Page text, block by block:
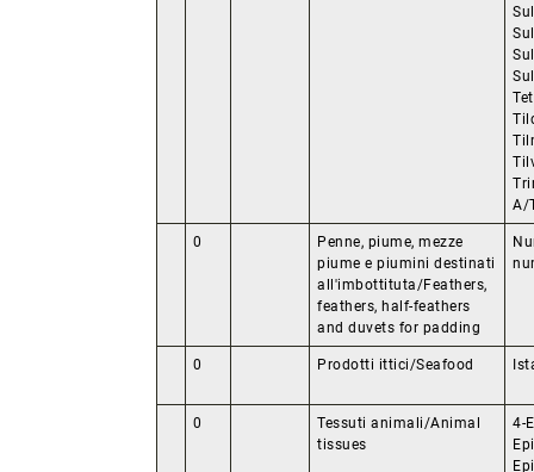
A/
0
Penne, piume, mezze
piume e piumini destinati
all'imbottituta/Feathers,
feathers, half-feathers
and duvets for padding
0 Prodotti ittici/Seafood
0
Tessuti animali/Animal
tissues
4-